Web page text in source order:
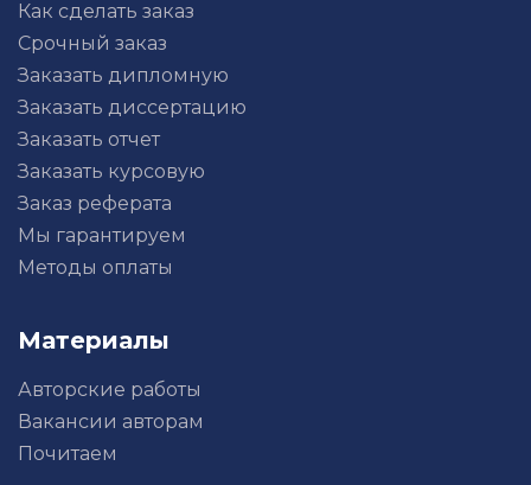
Как сделать заказ
Срочный заказ
Заказать дипломную
Заказать диссертацию
Заказать отчет
Заказать курсовую
Заказ реферата
Мы гарантируем
Методы оплаты
Материалы
Авторские работы
Вакансии авторам
Почитаем